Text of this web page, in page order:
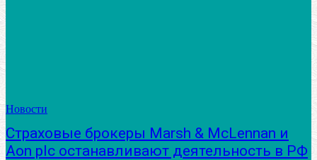
Новости
Страховые брокеры Marsh & McLennan и
Аоn plс останавливают деятельность в РФ